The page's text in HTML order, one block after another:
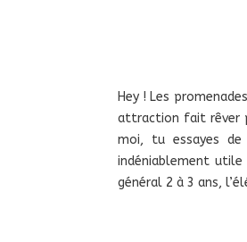
Hey ! Les
attraction fait rêver
moi, tu essayes
indéniablement
général 2 à 3 ans,